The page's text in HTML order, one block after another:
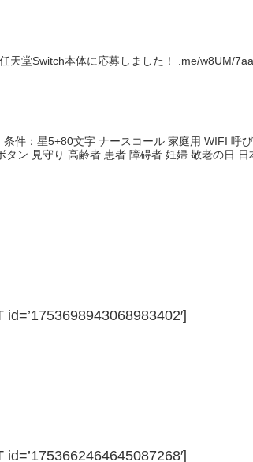
任天堂Switch本体に応募しました！
タン 見守り 高齢者 患者 障碍者 妊婦 敬老の日 日